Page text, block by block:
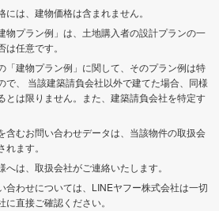
には、建物価格は含まれません。
物プラン例」は、土地購入者の設計プランの一
任意です。
「建物プラン例」に関して、そのプラン例は特
で、 当該建築請負会社以外で建てた場合、同様
とは限りません。また、建築請負会社を特定す
含むお問い合わせデータは、当該物件の取扱会
ます。
は、取扱会社がご連絡いたします。
合わせについては、LINEヤフー株式会社は一切
直接ご確認ください。